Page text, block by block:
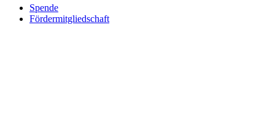
Spende
Fördermitgliedschaft